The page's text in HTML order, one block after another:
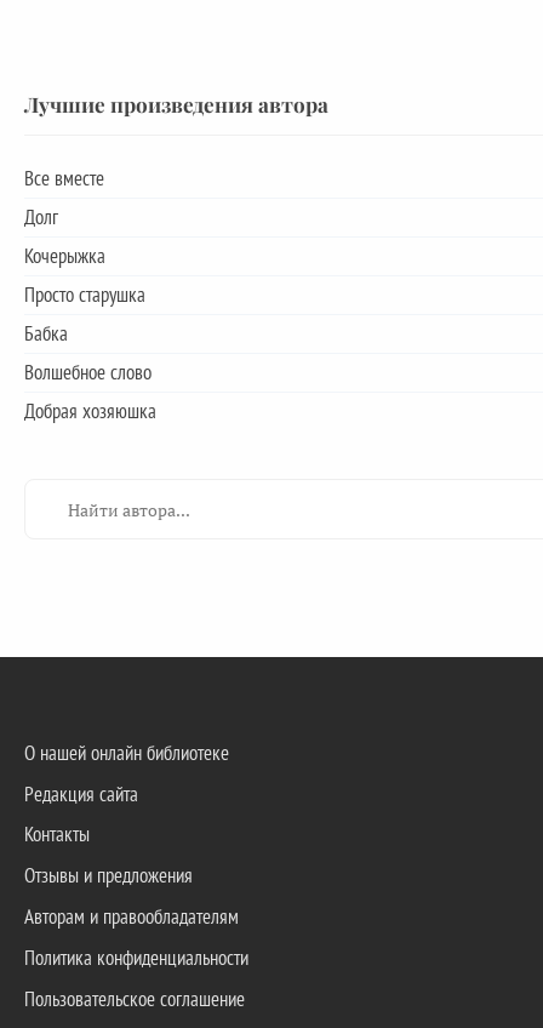
Лучшие произведения автора
Все вместе
Долг
Кочерыжка
Просто старушка
Бабка
Волшебное слово
Добрая хозяюшка
О нашей онлайн библиотеке
Редакция сайта
Контакты
Отзывы и предложения
Авторам и правообладателям
Политика конфиденциальности
Пользовательское соглашение